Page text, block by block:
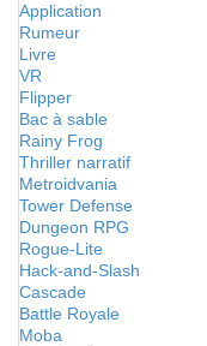
Application
Rumeur
Livre
VR
Flipper
Bac à sable
Rainy Frog
Thriller narratif
Metroidvania
Tower Defense
Dungeon RPG
Rogue-Lite
Hack-and-Slash
Cascade
Battle Royale
Moba